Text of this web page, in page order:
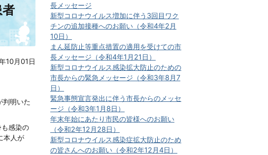
10月01日
判明いた
感染の
本人が
長メッセージ
新型コロナウイルス増加に伴う3回目ワク
チンの追加接種へのお願い（令和4年2月
10日）
まん延防止等重点措置の適用を受けての市
長メッセージ（令和4年1月21日）
新型コロナウイルス感染拡大防止のための
市長からの緊急メッセージ（令和3年8月7
日）
緊急事態宣言発出に伴う市長からのメッセ
ージ（令和3年1月8日）
年末年始にあたり市民の皆様へのお願い
（令和2年12月28日）
新型コロナウイルス感染症拡大防止のため
の皆さんへのお願い（令和2年12月4日）